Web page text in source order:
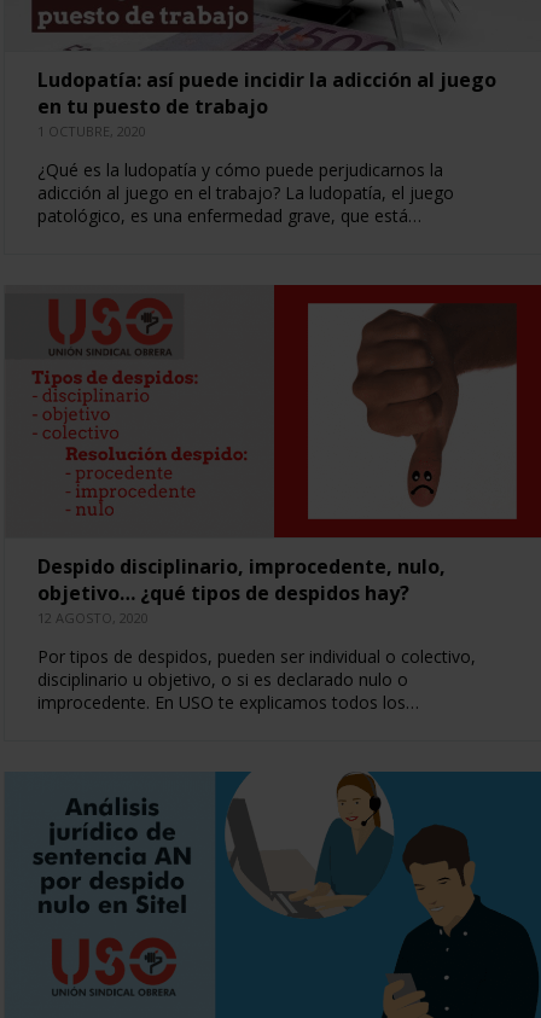
Ludopatía: así puede incidir la adicción al juego
en tu puesto de trabajo
1 OCTUBRE, 2020
¿Qué es la ludopatía y cómo puede perjudicarnos la
adicción al juego en el trabajo? La ludopatía, el juego
patológico, es una enfermedad grave, que está…
Despido disciplinario, improcedente, nulo,
objetivo… ¿qué tipos de despidos hay?
12 AGOSTO, 2020
Por tipos de despidos, pueden ser individual o colectivo,
disciplinario u objetivo, o si es declarado nulo o
improcedente. En USO te explicamos todos los…